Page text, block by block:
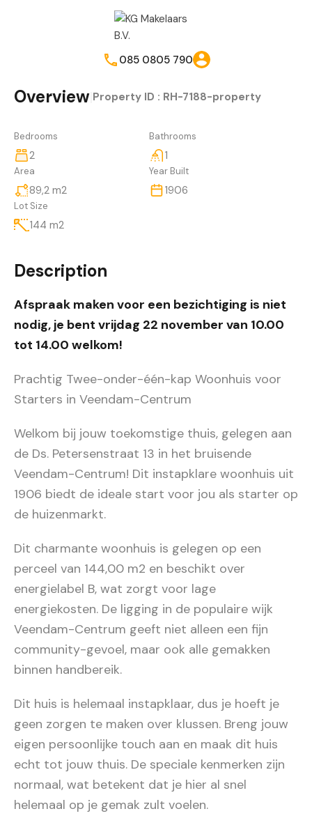
085 0805 790
Overview Property ID : RH-7188-property
Bedrooms
2
Bathrooms
1
Area
89,2 m2
Year Built
1906
Lot Size
144 m2
Description
Afspraak maken voor een bezichtiging is niet
nodig, je bent vrijdag 22 november van 10.00
tot 14.00 welkom!
Prachtig Twee-onder-één-kap Woonhuis voor
Starters in Veendam-Centrum
Welkom bij jouw toekomstige thuis, gelegen aan
de Ds. Petersenstraat 13 in het bruisende
Veendam-Centrum! Dit instapklare woonhuis uit
1906 biedt de ideale start voor jou als starter op
de huizenmarkt.
Dit charmante woonhuis is gelegen op een
perceel van 144,00 m2 en beschikt over
energielabel B, wat zorgt voor lage
energiekosten. De ligging in de populaire wijk
Veendam-Centrum geeft niet alleen een fijn
community-gevoel, maar ook alle gemakken
binnen handbereik.
Dit huis is helemaal instapklaar, dus je hoeft je
geen zorgen te maken over klussen. Breng jouw
eigen persoonlijke touch aan en maak dit huis
echt tot jouw thuis. De speciale kenmerken zijn
normaal, wat betekent dat je hier al snel
helemaal op je gemak zult voelen.